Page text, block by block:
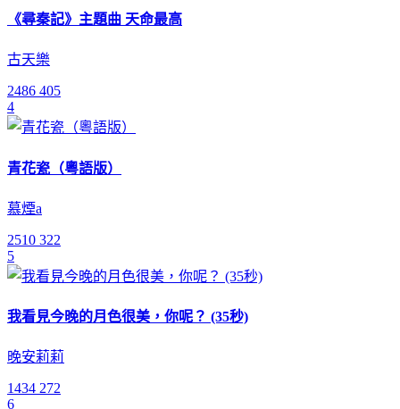
《尋秦記》主題曲 天命最高
古天樂
2486 405
4
青花瓷（粵語版）
慕煙a
2510 322
5
我看見今晚的月色很美，你呢？ (35秒)
晚安莉莉
1434 272
6